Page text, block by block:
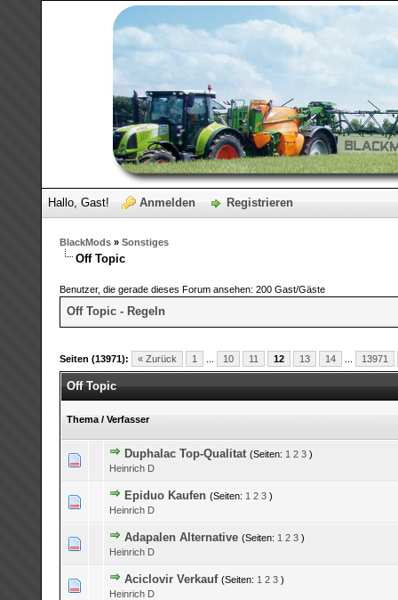
Hallo, Gast! Anmelden Registrieren
BlackMods» Sonstiges
Off Topic
Benutzer, die gerade dieses Forum ansehen: 200 Gast/Gäste
Off Topic - Regeln
Seiten (13971): « Zurück 1 10 11 12 13 14 13971
Off Topic
Thema / Verfasser
Duphalac Top-Qualitat (Seiten: 1 2 3 )
Heinrich D
0 Bewertung(en) - 0 von 5 durchschnittlich
1234 5
Epiduo Kaufen (Seiten: 1 2 3 )
Heinrich D
0 Bewertung(en) - 0 von 5 durchschnittlich
12345
Adapalen Alternative (Seiten: 1 2 3 )
Heinrich D
0 Bewertung(en) - 0 von 5 durchschnittlich
1234 5
Aciclovir Verkauf (Seiten: 1 2 3 )
Heinrich D
0 Bewertung(en) - 0 von 5 durchschnittlich
1234 5